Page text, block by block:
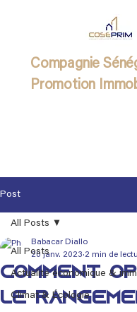
Compagnie
Promotion
Post
All Posts
Actualité économique &
Climat & Écologie
All Posts
Comment
le
Babacar Diallo
20 janv. 2023 2 min de